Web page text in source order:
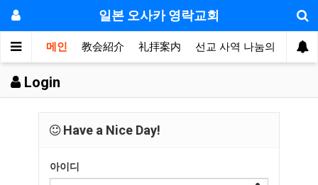
일본 오사카 영락교회
메인 教会紹介 礼拝案内 선교 사역 나눔의 방 敬
Login
Have a Nice Day!
아이디